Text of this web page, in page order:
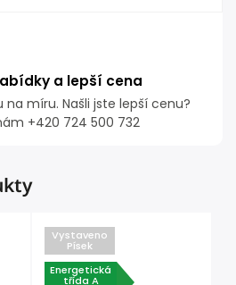
a lepší cena
míru. Našli jste lepší cenu?
+420 724 500 732
Vystaveno
Písek
Energetická
třída A